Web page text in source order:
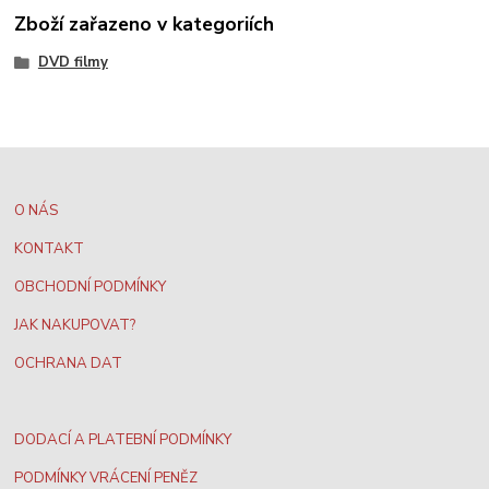
Zboží zařazeno v kategoriích
DVD filmy
O NÁS
KONTAKT
OBCHODNÍ PODMÍNKY
JAK NAKUPOVAT?
OCHRANA DAT
DODACÍ A PLATEBNÍ PODMÍNKY
PODMÍNKY VRÁCENÍ PENĚZ